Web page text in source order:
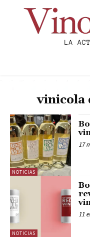
vinicola
NOTICIAS
17
NOTICIAS
11